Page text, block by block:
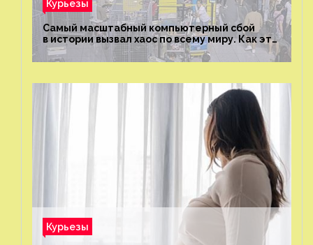
Курьезы
Самый масштабный компьютерный сбой
в истории вызвал хаос по всему миру. Как это
было?
Курьезы